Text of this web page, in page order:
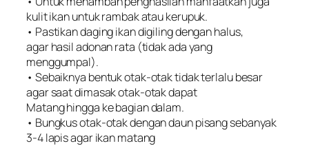
kulit ikan untuk rambak atau kerupuk.
• Pastikan daging ikan digiling dengan halus,
agar hasil adonan rata (tidak ada yang
menggumpal).
• Sebaiknya bentuk otak-otak tidak terlalu besar
agar saat dimasak otak-otak dapat
Matang hingga ke bagian dalam.
• Bungkus otak-otak dengan daun pisang sebanyak
3-4 lapis agar ikan matang